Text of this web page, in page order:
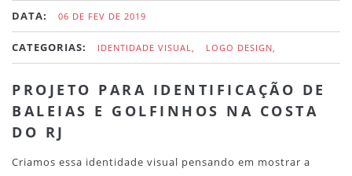
DATA: 06 DE FEV DE 2019
CATEGORIAS: IDENTIDADE VISUAL, LOGO DESIGN,
PROJETO PARA IDENTIFICAÇÃO DE
BALEIAS E GOLFINHOS NA COSTA
DO RJ
Criamos essa identidade visual pensando em mostrar a